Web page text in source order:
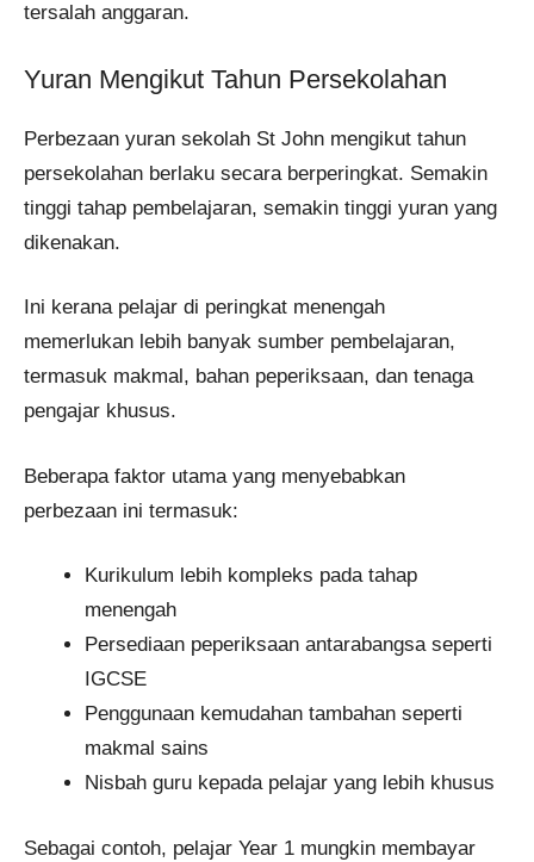
tersalah anggaran.
Yuran Mengikut Tahun Persekolahan
Perbezaan yuran sekolah St John mengikut tahun
persekolahan berlaku secara berperingkat. Semakin
tinggi tahap pembelajaran, semakin tinggi yuran yang
dikenakan.
Ini kerana pelajar di peringkat menengah
memerlukan lebih banyak sumber pembelajaran,
termasuk makmal, bahan peperiksaan, dan tenaga
pengajar khusus.
Beberapa faktor utama yang menyebabkan
perbezaan ini termasuk:
Kurikulum lebih kompleks pada tahap
menengah
Persediaan peperiksaan antarabangsa seperti
IGCSE
Penggunaan kemudahan tambahan seperti
makmal sains
Nisbah guru kepada pelajar yang lebih khusus
Sebagai contoh, pelajar Year 1 mungkin membayar